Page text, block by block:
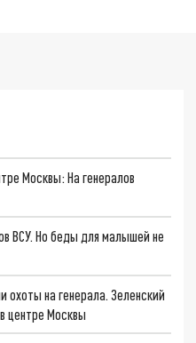
Москвы: На генералов
ВСУ. Но беды для малышей не
на генерала. Зеленский
центре Москвы